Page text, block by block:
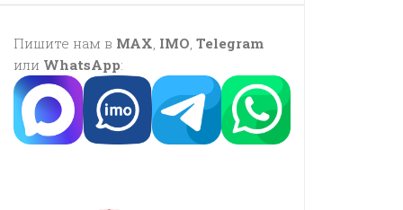
Пишите нам в MAX, IMO, Telegram
или WhatsApp: